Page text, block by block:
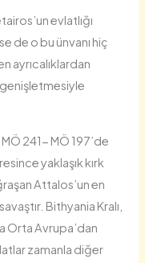
evlatlığı
de o bu ünvanı hiç
ayrıcalıklardan
genişletmesiyle
241- MÖ 197’de
yaklaşık kırk
Attalos’un en
Bithyania Kralı,
Orta Avrupa’dan
zamanla diğer